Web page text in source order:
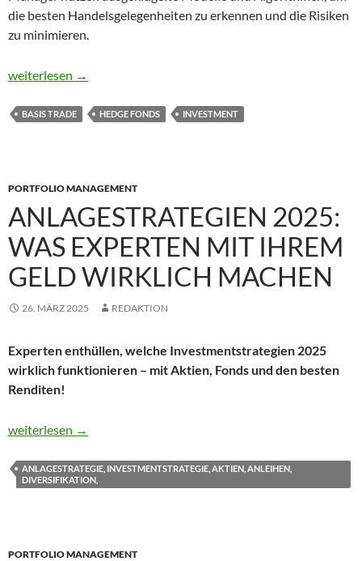
die besten Handelsgelegenheiten zu erkennen und die Risiken
zu minimieren.
Was ist der „Basis Trade“?
weiterlesen →
BASIS TRADE HEDGE FONDS INVESTMENT
PORTFOLIO MANAGEMENT
ANLAGESTRATEGIEN 2025:
WAS EXPERTEN MIT IHREM
GELD WIRKLICH MACHEN
26. MÄRZ 2025 REDAKTION
Experten enthüllen, welche Investmentstrategien 2025
wirklich funktionieren – mit Aktien, Fonds und den besten
Renditen!
Anlagestrategien 2025: Was Experten mit ihrem Geld wirklich
weiterlesen →
ANLAGESTRATEGIE, INVESTMENTSTRATEGIE, AKTIEN, ANLEIHEN,
DIVERSIFIKATION,
PORTFOLIO MANAGEMENT